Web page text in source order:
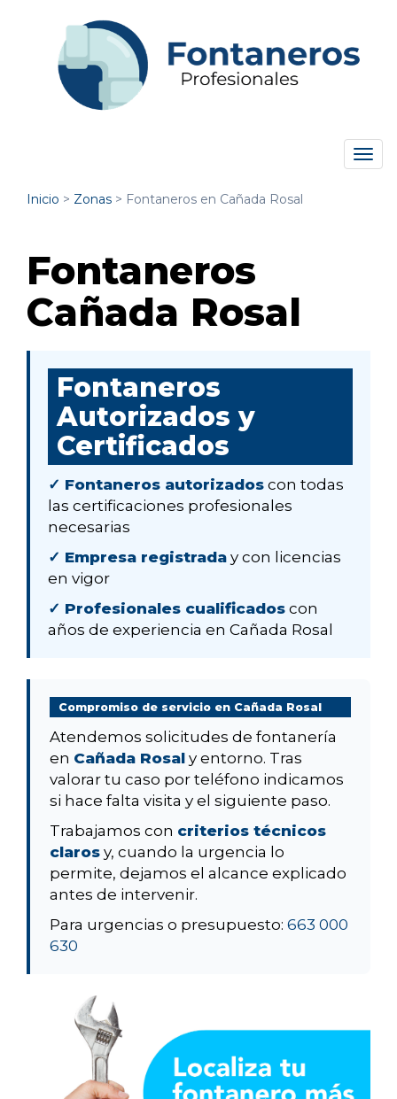
Inicio > Zonas > Fontaneros en Cañada Rosal
Fontaneros
Cañada Rosal
Fontaneros
Autorizados y
Certificados
✓ Fontaneros autorizados con todas
las certificaciones profesionales
necesarias
✓ Empresa registrada y con licencias
en vigor
✓ Profesionales cualificados con
años de experiencia en Cañada Rosal
Compromiso de servicio en Cañada Rosal
Atendemos solicitudes de fontanería
en Cañada Rosal y entorno. Tras
valorar tu caso por teléfono indicamos
si hace falta visita y el siguiente paso.
Trabajamos con criterios técnicos
claros y, cuando la urgencia lo
permite, dejamos el alcance explicado
antes de intervenir.
Para urgencias o presupuesto: 663 000
630